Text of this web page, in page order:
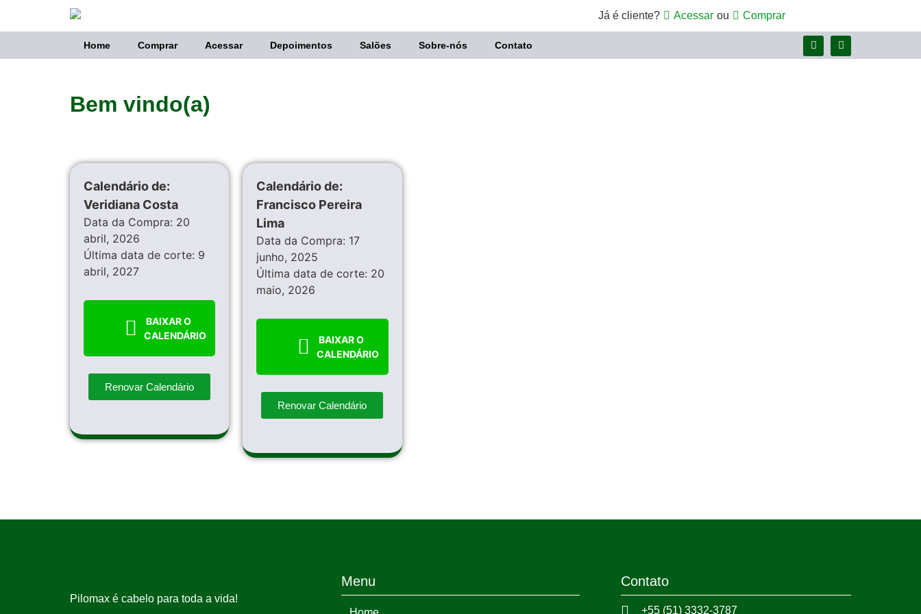
Já é cliente? Acessar ou Comprar
Home Comprar Acessar Depoimentos Salões Sobre-nós Contato
Bem vindo(a)
Calendário de:
Veridiana Costa
Data da Compra: 20
abril, 2026
Última data de corte: 9
abril, 2027
BAIXAR O
CALENDÁRIO
Renovar Calendário
Calendário de:
Francisco Pereira
Lima
Data da Compra: 17
junho, 2025
Última data de corte: 20
maio, 2026
BAIXAR O
CALENDÁRIO
Renovar Calendário
Pilomax é cabelo para toda a vida!
Menu Contato
+55 (51) 3332-3787